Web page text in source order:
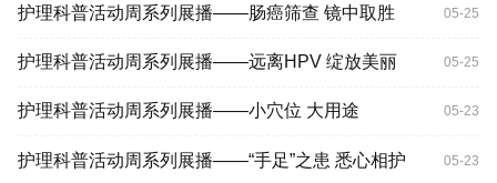
护理科普活动周系列展播——肠癌筛查 镜中取胜 05-25
护理科普活动周系列展播——远离HPV 绽放美丽 05-25
护理科普活动周系列展播——小穴位 大用途 05-23
护理科普活动周系列展播——“手足”之患 悉心相护 05-23